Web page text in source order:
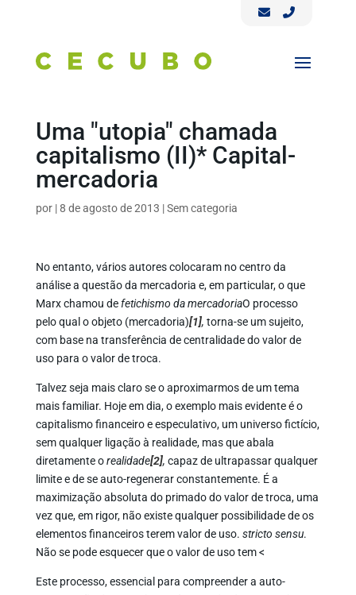
Uma "utopia" chamada
capitalismo (II)* Capital-
mercadoria
por |8 de agosto de 2013 |Sem categoria
No entanto, vários autores colocaram no centro da
análise a questão da mercadoria e, em particular, o que
Marx chamou defetichismo da mercadoriaO processo
pelo qual o objeto (mercadoria)[1], torna-se um sujeito,
com base na transferência de centralidade do valor de
uso para o valor de troca.
Talvez seja mais claro se o aproximarmos de um tema
mais familiar. Hoje em dia, o exemplo mais evidente é o
capitalismo financeiro e especulativo, um universo fictício,
sem qualquer ligação à realidade, mas que abala
diretamente orealidade[2], capaz de ultrapassar qualquer
limite e de se auto-regenerar constantemente. É a
maximização absoluta do primado do valor de troca, uma
vez que, em rigor, não existe qualquer possibilidade de os
elementos financeiros terem valor de uso. stricto sensu.
Não se pode esquecer que o valor de uso tem <
Este processo, essencial para compreender a auto-